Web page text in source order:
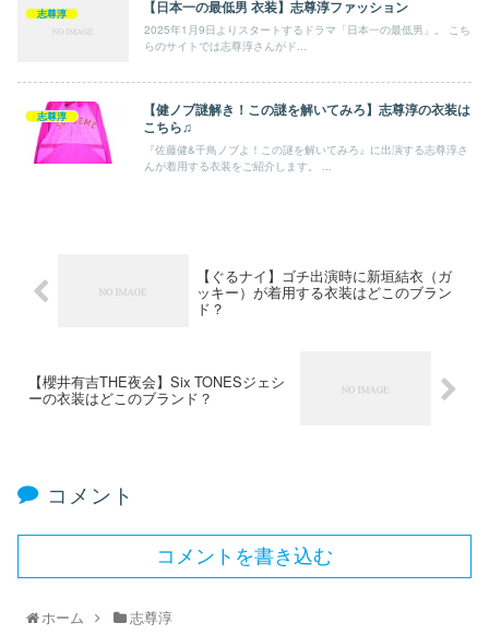
志尊淳 【日本一の最低男 衣装】志尊淳ファッション
2025年1月9日よりスタートするドラマ「日本一の最低男」。 こち
らのサイトでは志尊淳さんがド...
志尊淳
【健ノブ謎解き！この謎を解いてみろ】志尊淳の衣装は
こちら♫
『佐藤健&千鳥ノブよ！この謎を解いてみろ』に出演する志尊淳さ
んが着用する衣装をご紹介します。 ...
【ぐるナイ】ゴチ出演時に新垣結衣（ガ
ッキー）が着用する衣装はどこのブラン
ド？
【櫻井有吉THE夜会】Six TONESジェシ
ーの衣装はどこのブランド？
コメント
コメントを書き込む
ホーム 志尊淳